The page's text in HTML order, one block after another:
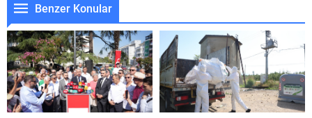
Benzer Konular